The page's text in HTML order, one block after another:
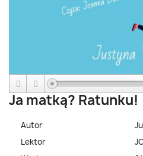
Ja matką? Ratunku!
Autor
Lektor